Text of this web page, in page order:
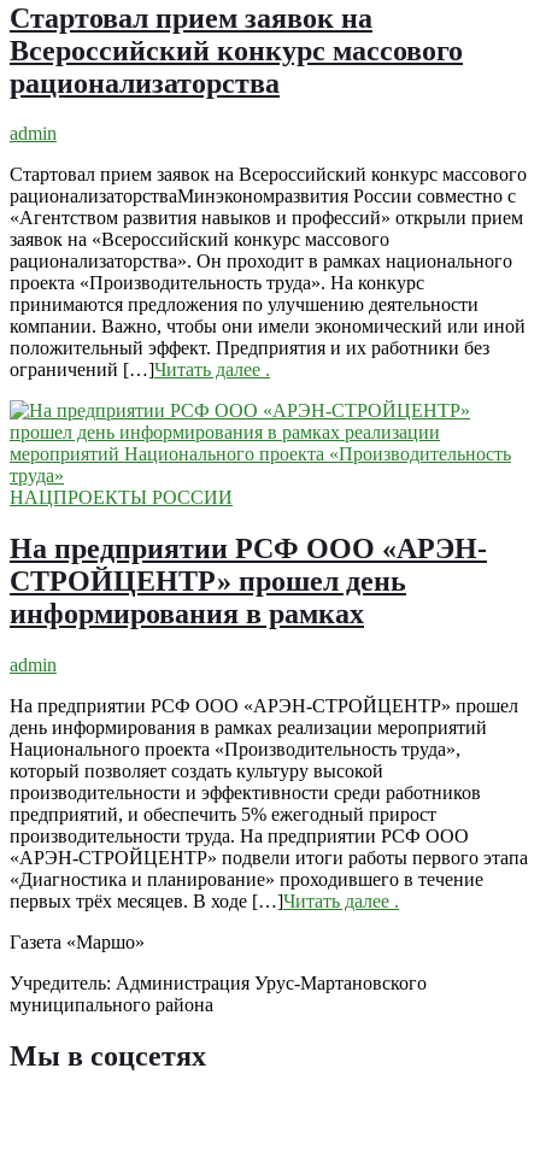
Стартовал прием заявок на
Всероссийский конкурс массового
рационализаторства
admin
Стартовал прием заявок на Всероссийский конкурс массового
рационализаторстваМинэкономразвития России совместно с
«Агентством развития навыков и профессий» открыли прием
заявок на «Всероссийский конкурс массового
рационализаторства». Он проходит в рамках национального
проекта «Производительность труда». На конкурс
принимаются предложения по улучшению деятельности
компании. Важно, чтобы они имели экономический или иной
положительный эффект. Предприятия и их работники без
ограничений […]Читать далее .
НАЦПРОЕКТЫ РОССИИ
На предприятии РСФ ООО «АРЭН-
СТРОЙЦЕНТР» прошел день
информирования в рамках
admin
На предприятии РСФ ООО «АРЭН-СТРОЙЦЕНТР» прошел
день информирования в рамках реализации мероприятий
Национального проекта «Производительность труда»,
который позволяет создать культуру высокой
производительности и эффективности среди работников
предприятий, и обеспечить 5% ежегодный прирост
производительности труда. На предприятии РСФ ООО
«АРЭН-СТРОЙЦЕНТР» подвели итоги работы первого этапа
«Диагностика и планирование» проходившего в течение
первых трёх месяцев. В ходе […]Читать далее .
Газета «Маршо»
Учредитель: Администрация Урус-Мартановского
муниципального района
Мы в соцсетях